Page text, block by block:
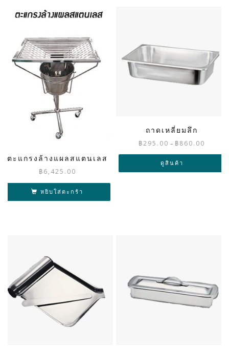
ตะแกรงล้างแผลสแตนเลส
฿6,425.00
หยิบใส่ตะกร้า
ถาดเหลี่ยมลึก
฿295.00 – ฿860.00
through
ดูสินค้า